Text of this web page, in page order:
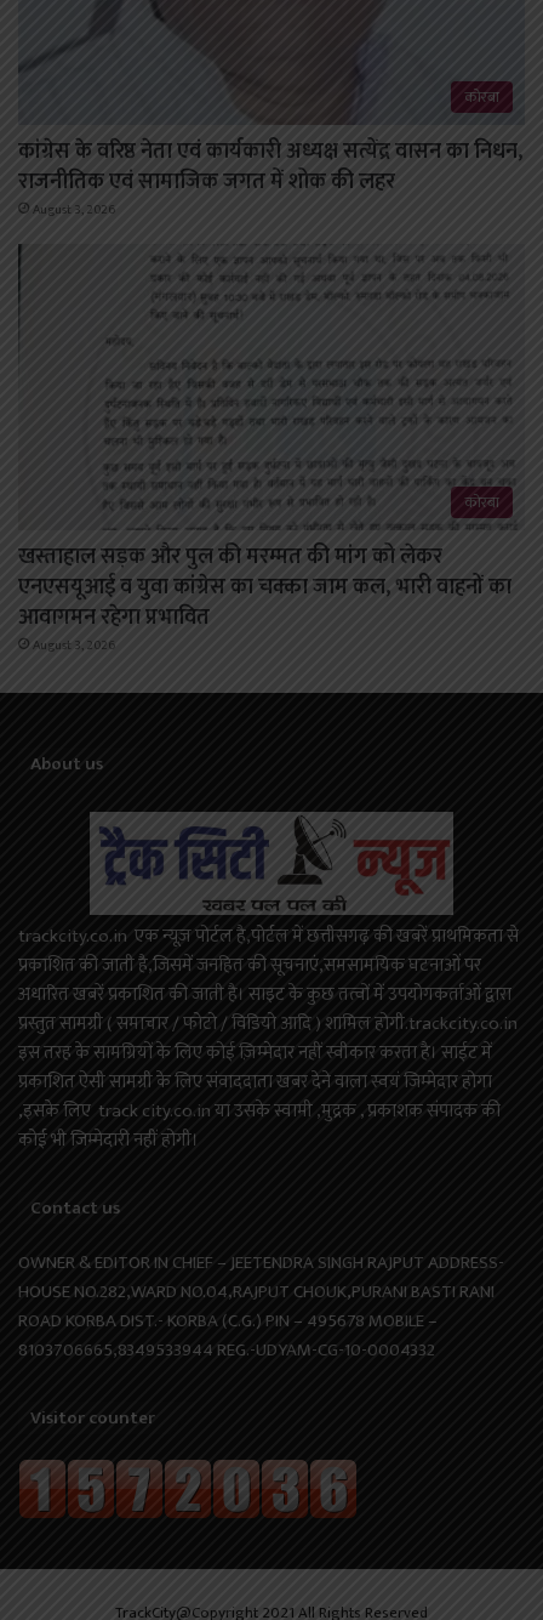
कोरबा
कांग्रेस के वरिष्ठ नेता एवं कार्यकारी अध्यक्ष सत्येंद्र वासन का निधन,
राजनीतिक एवं सामाजिक जगत में शोक की लहर
August 3, 2026
कोरबा
खस्ताहाल सड़क और पुल की मरम्मत की मांग को लेकर
एनएसयूआई व युवा कांग्रेस का चक्का जाम कल, भारी वाहनों का
आवागमन रहेगा प्रभावित
August 3, 2026
About us
trackcity.co.in एक न्यूज़ पोर्टल है,पोर्टल में छत्तीसगढ़ की खबरें प्राथमिकता से
प्रकाशित की जाती है,जिसमें जनहित की सूचनाएं,समसामयिक घटनाओं पर
अधारित खबरें प्रकाशित की जाती है। साइट के कुछ तत्वों में उपयोगकर्ताओं द्वारा
प्रस्तुत सामग्री ( समाचार / फोटो / विडियो आदि ) शामिल होगी.trackcity.co.in
इस तरह के सामग्रियों के लिए कोई ज़िम्मेदार नहीं स्वीकार करता है। साईट में
प्रकाशित ऐसी सामग्री के लिए संवाददाता खबर देने वाला स्वयं जिम्मेदार होगा
,इसके लिए track city.co.in या उसके स्वामी ,मुद्रक , प्रकाशक संपादक की
कोई भी जिम्मेदारी नहीं होगी।
Contact us
OWNER & EDITOR IN CHIEF – JEETENDRA SINGH RAJPUT ADDRESS-
HOUSE NO.282,WARD NO.04,RAJPUT CHOUK,PURANI BASTI RANI
ROAD KORBA DIST.- KORBA (C.G.) PIN – 495678 MOBILE –
8103706665,8349533944 REG.-UDYAM-CG-10-0004332
Visitor counter
TrackCity@Copyright 2021 All Rights Reserved